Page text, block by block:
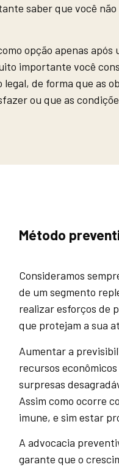
saber que você
opção apenas após
importante você
de forma que as
ou que as
Método
Consideramos
de um segmento
realizar esforços de
que protejam a sua
Aumentar a
recursos
surpresas
Assim como ocorre
imune, e sim estar
A advocacia
garante que o